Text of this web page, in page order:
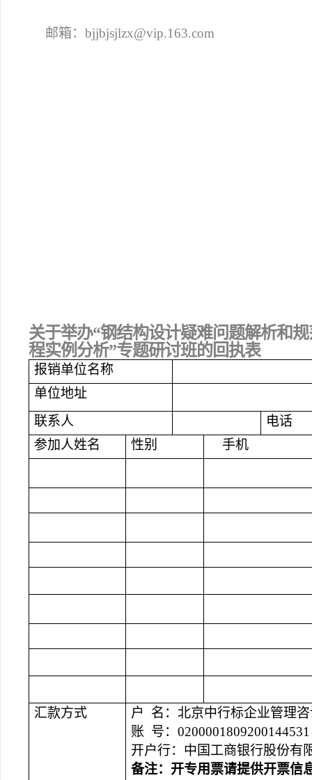
邮箱：bjjbjsjlzx@vip.163.com
关于举办“钢结构设计疑难问题解析和
程实例分析”专题研讨班的回执表
报销单位名称
单位地址
联系人
电话
参加人姓名
性别 手机
汇款方式
户 名：北京中行标企业管理
账 号：0200001809200144531
开户行：中国工商银行股份有
备注：开专用票请提供开票信